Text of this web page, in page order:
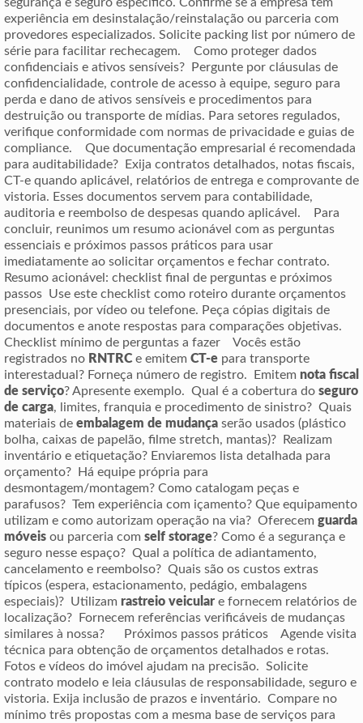
experiência em desinstalação/reinstalação ou parceria com
provedores especializados. Solicite packing list por número de
série para facilitar rechecagem. Como proteger dados
confidenciais e ativos sensíveis? Pergunte por cláusulas de
confidencialidade, controle de acesso à equipe, seguro para
perda e dano de ativos sensíveis e procedimentos para
destruição ou transporte de mídias. Para setores regulados,
verifique conformidade com normas de privacidade e guias de
compliance. Que documentação empresarial é recomendada
para auditabilidade? Exija contratos detalhados, notas fiscais,
CT-e quando aplicável, relatórios de entrega e comprovante de
vistoria. Esses documentos servem para contabilidade,
auditoria e reembolso de despesas quando aplicável. Para
concluir, reunimos um resumo acionável com as perguntas
essenciais e próximos passos práticos para usar
imediatamente ao solicitar orçamentos e fechar contrato.
Resumo acionável: checklist final de perguntas e próximos
passos Use este checklist como roteiro durante orçamentos
presenciais, por vídeo ou telefone. Peça cópias digitais de
documentos e anote respostas para comparações objetivas.
Checklist mínimo de perguntas a fazer Vocês estão
registrados no RNTRCe emitem CT-e para transporte
interestadual? Forneça número de registro. Emitem nota fiscal
de serviço? Apresente exemplo. Qual é a cobertura do seguro
de carga, limites, franquia e procedimento de sinistro? Quais
materiais de embalagem de mudança serão usados (plástico
bolha, caixas de papelão, filme stretch, mantas)? Realizam
inventário e etiquetação? Enviaremos lista detalhada para
orçamento? Há equipe própria para
desmontagem/montagem? Como catalogam peças e
parafusos? Tem experiência com içamento? Que equipamento
utilizam e como autorizam operação na via? Oferecem guarda
móveis ou parceria com self storage? Como é a segurança e
seguro nesse espaço? Qual a política de adiantamento,
cancelamento e reembolso? Quais são os custos extras
típicos (espera, estacionamento, pedágio, embalagens
especiais)? Utilizam rastreio veicular e fornecem relatórios de
localização? Fornecem referências verificáveis de mudanças
similares à nossa? Próximos passos práticos Agende visita
técnica para obtenção de orçamentos detalhados e rotas.
Fotos e vídeos do imóvel ajudam na precisão. Solicite
contrato modelo e leia cláusulas de responsabilidade, seguro e
vistoria. Exija inclusão de prazos e inventário. Compare no
mínimo três propostas com a mesma base de serviços para